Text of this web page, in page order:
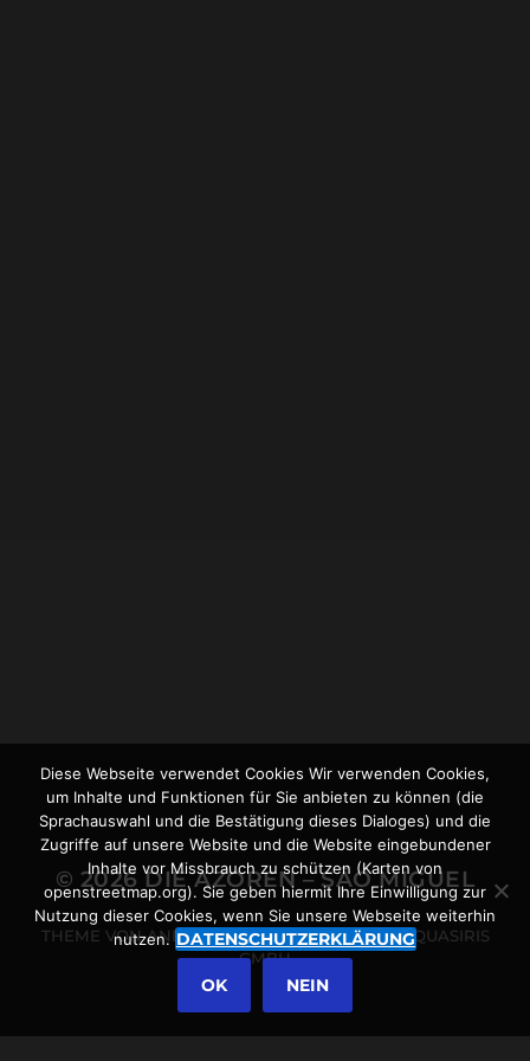
NASHORN)
© 2026DIE AZOREN – SÃO MIGUEL
THEME VONANDERS NORÉNPOWERED BYQUASIRIS
GMBH
Diese Webseite verwendet Cookies Wir verwenden Cookies,
um Inhalte und Funktionen für Sie anbieten zu können (die
Sprachauswahl und die Bestätigung dieses Dialoges) und die
Zugriffe auf unsere Website und die Website eingebundener
Inhalte vor Missbrauch zu schützen (Karten von
openstreetmap.org). Sie geben hiermit Ihre Einwilligung zur
Nutzung dieser Cookies, wenn Sie unsere Webseite weiterhin
nutzen.DATENSCHUTZERKLÄRUNG
OK NEIN